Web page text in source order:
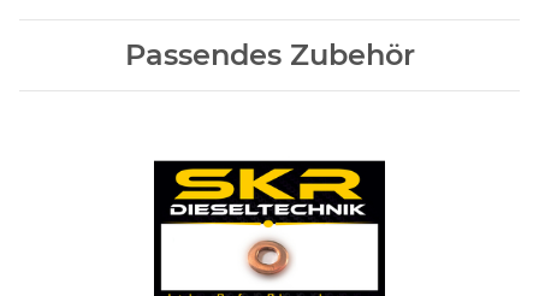
Passendes Zubehör